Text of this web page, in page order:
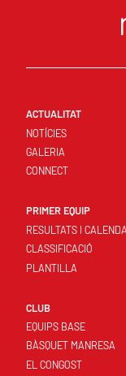
ACTUALITAT
NOTÍCIES
GALERIA
CONNECT
PRIMER EQUIP
RESULTATS I
CLASSIFICACIÓ
PLANTILLA
CLUB
EQUIPS BASE
BÀSQUET MANRESA
EL CONGOST